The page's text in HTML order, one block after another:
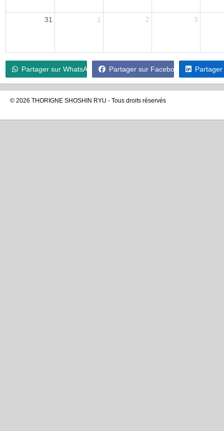
31 1 2 3
Partager sur WhatsApp Partager sur Facebook
© 2026 THORIGNE SHOSHIN RYU - Tous droits réservés